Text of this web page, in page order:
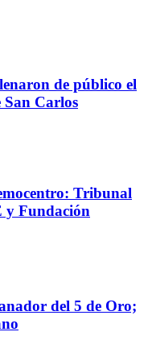
de público el
Carlos
Tribunal
y Fundación
del 5 de Oro;